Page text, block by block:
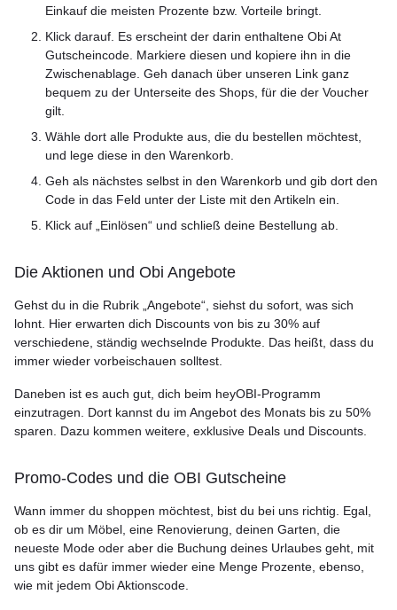
Einkauf die meisten Prozente bzw. Vorteile bringt.
Klick darauf. Es erscheint der darin enthaltene Obi At
Gutscheincode. Markiere diesen und kopiere ihn in die
Zwischenablage. Geh danach über unseren Link ganz
bequem zu der Unterseite des Shops, für die der Voucher
gilt.
Wähle dort alle Produkte aus, die du bestellen möchtest,
und lege diese in den Warenkorb.
Geh als nächstes selbst in den Warenkorb und gib dort den
Code in das Feld unter der Liste mit den Artikeln ein.
Klick auf „Einlösen“ und schließ deine Bestellung ab.
Die Aktionen und Obi Angebote
Gehst du in die Rubrik „Angebote“, siehst du sofort, was sich
lohnt. Hier erwarten dich Discounts von bis zu 30% auf
verschiedene, ständig wechselnde Produkte. Das heißt, dass du
immer wieder vorbeischauen solltest.
Daneben ist es auch gut, dich beim heyOBI-Programm
einzutragen. Dort kannst du im Angebot des Monats bis zu 50%
sparen. Dazu kommen weitere, exklusive Deals und Discounts.
Promo-Codes und die OBI Gutscheine
Wann immer du shoppen möchtest, bist du bei uns richtig. Egal,
ob es dir um Möbel, eine Renovierung, deinen Garten, die
neueste Mode oder aber die Buchung deines Urlaubes geht, mit
uns gibt es dafür immer wieder eine Menge Prozente, ebenso,
wie mit jedem Obi Aktionscode.